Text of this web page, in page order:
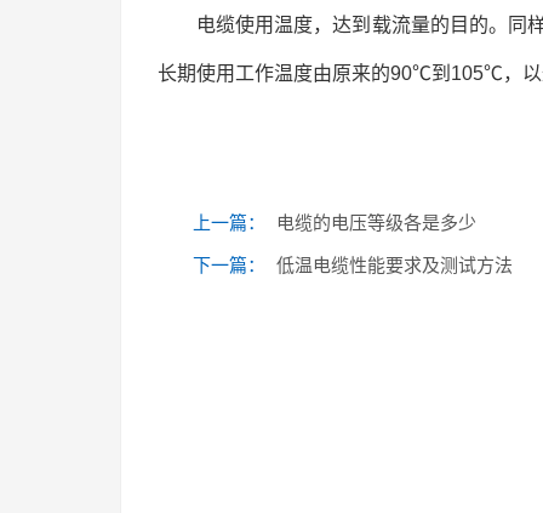
电缆使用温度，达到载流量的目的。同
长期使用工作温度由原来的90℃到105℃，
上一篇： 电缆的电压等级各是多少
下一篇： 低温电缆性能要求及测试方法